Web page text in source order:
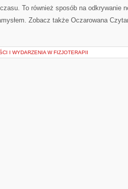
To również sposób na odkrywanie
Zobacz także Oczarowana
I WYDARZENIA W FIZJOTERAPII